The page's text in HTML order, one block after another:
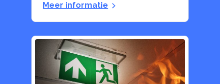
Meer informatie